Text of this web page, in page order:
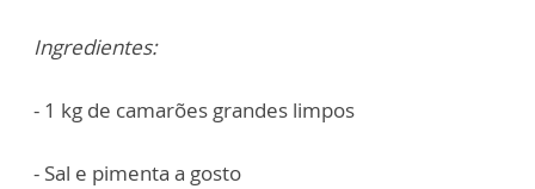
Ingredientes:
- 1 kg de camarões grandes limpos
- Sal e pimenta a gosto